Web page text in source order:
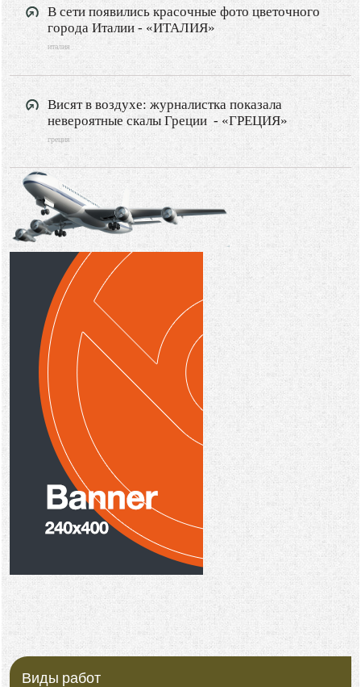
ФРАНЦИЯ
ИСПАНИЯ
ПОЛЬША
РОССИЯ
Туризм
Путешествия
Видео новости
В сети появились красочные фото цветочного
города Италии - «ИТАЛИЯ»
италия
Висят в воздухе: журналистка показала
невероятные скалы Греции - «ГРЕЦИЯ»
греция
Виды работ